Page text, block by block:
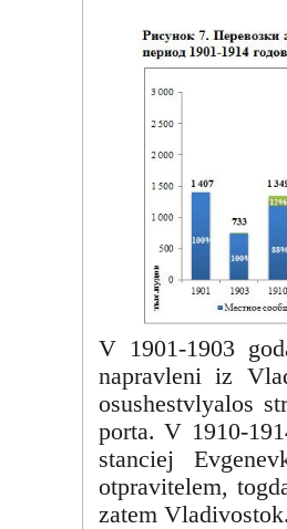
V 1901-1903
napravleni iz
osushestvlyalos
porta. V 1910-
stanciej
otpravitelem,
zatem